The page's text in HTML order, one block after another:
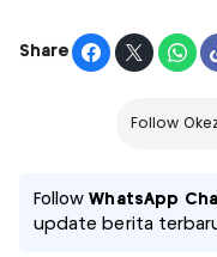
Share
Follow
FollowWhatsApp
update berita